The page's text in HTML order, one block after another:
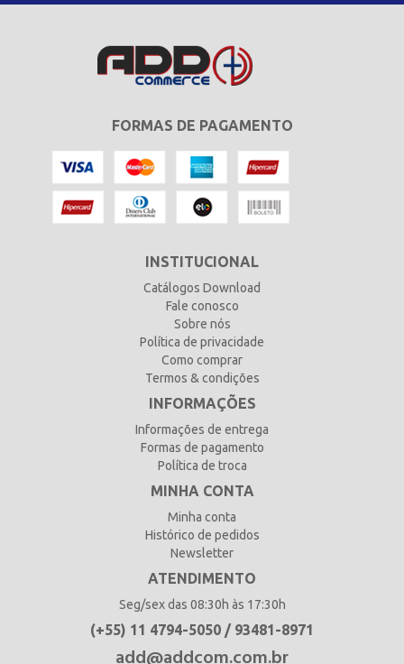
FORMAS DE PAGAMENTO
INSTITUCIONAL
Catálogos Download
Fale conosco
Sobre nós
Política de privacidade
Como comprar
Termos & condições
INFORMAÇÕES
Informações de entrega
Formas de pagamento
Política de troca
MINHA CONTA
Minha conta
Histórico de pedidos
Newsletter
ATENDIMENTO
Seg/sex das 08:30h às 17:30h
(+55) 11 4794-5050 / 93481-8971